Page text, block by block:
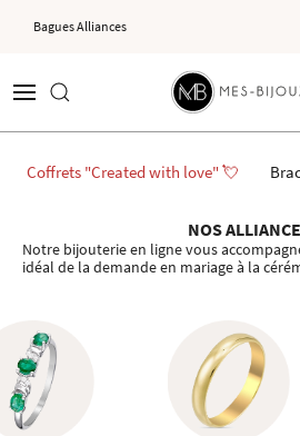
Bagues Alliances
Coffrets "Created with love" 💘
NOS
Notre bijouterie en ligne vous
idéal de la demande en mariage à la